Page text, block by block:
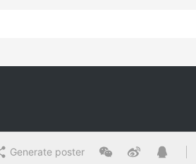
Generate poster